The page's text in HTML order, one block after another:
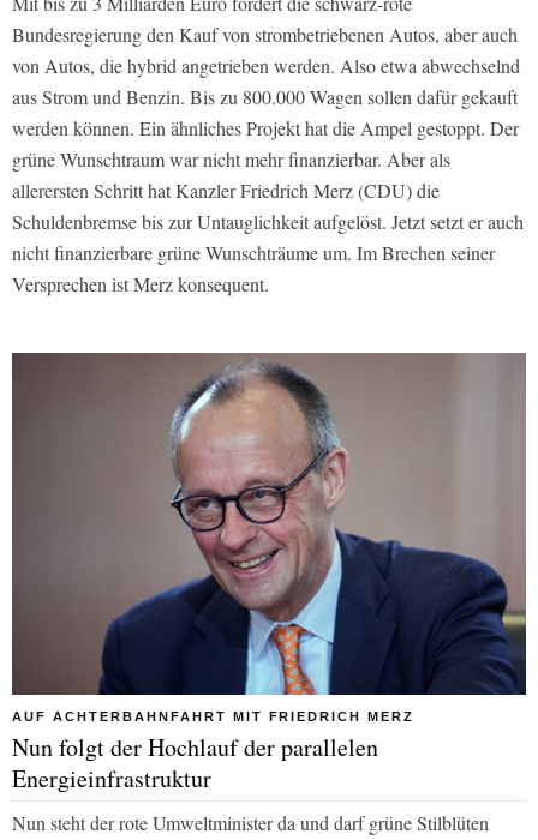
Bundesregierung den Kauf von strombetriebenen Autos, aber auch
von Autos, die hybrid angetrieben werden. Also etwa abwechselnd
aus Strom und Benzin. Bis zu 800.000 Wagen sollen dafür gekauft
werden können. Ein ähnliches Projekt hat die Ampel gestoppt. Der
grüne Wunschtraum war nicht mehr finanzierbar. Aber als
allerersten Schritt hat Kanzler Friedrich Merz (CDU) die
Schuldenbremse bis zur Untauglichkeit aufgelöst. Jetzt setzt er auch
nicht finanzierbare grüne Wunschträume um. Im Brechen seiner
Versprechen ist Merz konsequent.
AUF ACHTERBAHNFAHRT MIT FRIEDRICH MERZ
Nun folgt der Hochlauf der parallelen
Energieinfrastruktur
Nun steht der rote Umweltminister da und darf grüne Stilblüten